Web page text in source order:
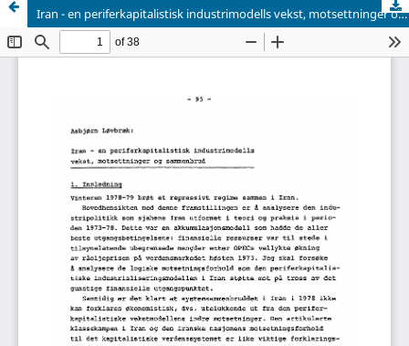
Iran - en periferkapitalistisk industrimodells vekst, motsettninger og sammenbrud